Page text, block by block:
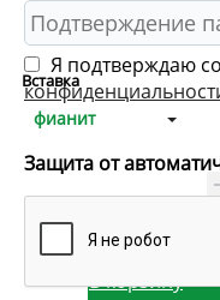
Вставка
фианит
В корзину
Я подтверждаю
Защита от